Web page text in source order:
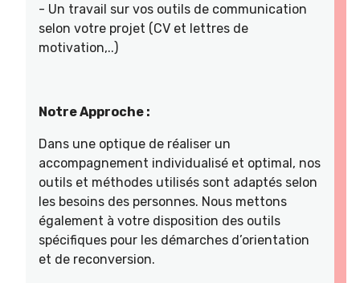
- Un travail sur vos outils de communication
selon votre projet (CV et lettres de
motivation,..)
Notre Approche :
Dans une optique de réaliser un
accompagnement individualisé et optimal, nos
outils et méthodes utilisés sont adaptés selon
les besoins des personnes. Nous mettons
également à votre disposition des outils
spécifiques pour les démarches d’orientation
et de reconversion.